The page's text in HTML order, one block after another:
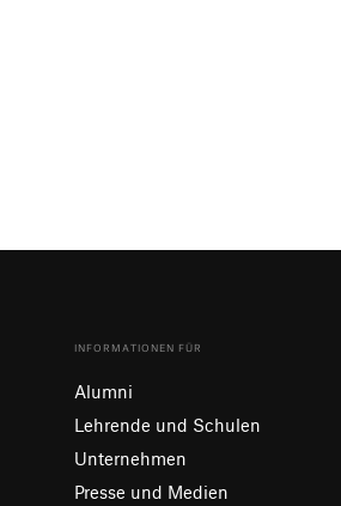
INFORMATIONEN FÜR
Alumni
Lehrende und Schulen
Unternehmen
Presse und Medien